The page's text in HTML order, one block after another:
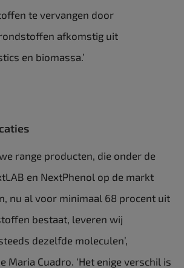
te vervangen door
afkomstig uit
en biomassa.’
range producten, die onder de
en NextPhenol op de markt
nu al voor minimaal 68 procent uit
bestaat, leveren wij
dezelfde moleculen’,
Maria Cuadro. ‘Het enige verschil is